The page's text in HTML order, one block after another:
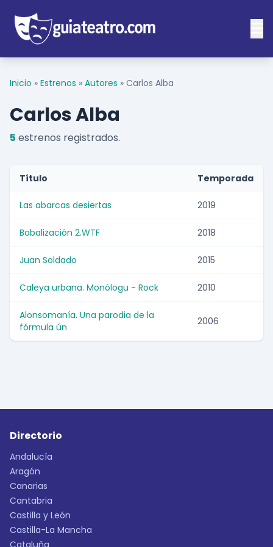
Inicio » Estrenos » Autores » Carlos Alba
Carlos Alba
5 estrenos registrados.
Título Temporada
Las abarcas desiertas 2019
Bobalización 2.WTF 2018
Juan Soldado 2015
Caleya urbana. Monólogu - Rock 2010
Alonsomanía. Una parodia de la
fórmula ún
2006
Directorio
Andalucía
Aragón
Canarias
Cantabria
Castilla y León
Castilla-La Mancha